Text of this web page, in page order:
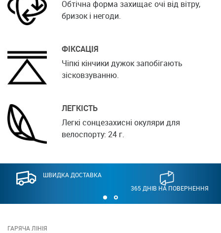
Обтічна форма захищає очі від вітру,
бризок і негоди.
ФІКСАЦІЯ
Чіпкі кінчики дужок запобігають
зісковзуванню.
ЛЕГКІСТЬ
Легкі сонцезахисні окуляри для
велоспорту: 24 г.
ШВИДКА ДОСТАВКА
365 ДНІВ НА ПОВЕРНЕННЯ
ГАРЯЧА ЛІНІЯ